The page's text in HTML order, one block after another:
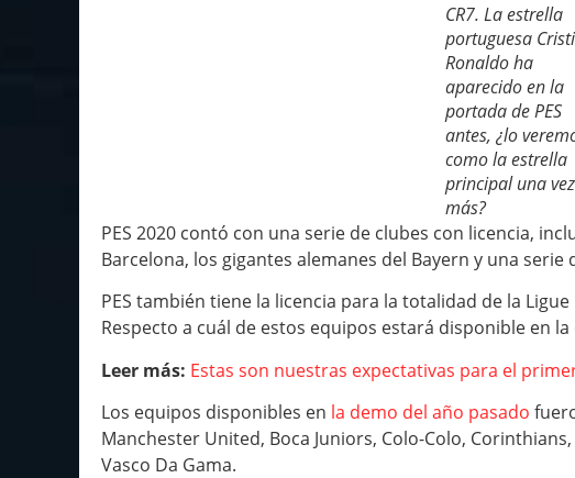
CR7. La estrella
portuguesa
Ronaldo ha
aparecido en la
portada de PES
antes, ¿lo
como la estrella
principal una vez
más?
PES 2020 contó con una serie de clubes con licencia,
Barcelona, los gigantes alemanes del Bayern y una
PES también tiene la licencia para la totalidad de la
Respecto a cuál de estos equipos estará disponible en
Leer más: Estas son nuestras expectativas para el
Los equipos disponibles en la demo del año pasado
Manchester United, Boca Juniors, Colo-Colo,
Vasco Da Gama.